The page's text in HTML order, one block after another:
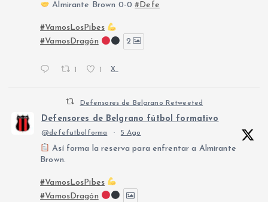
Almirante Brown 0-0#Defe
#VamosLosPibes
#VamosDragón
2
1 1 X
Defensores de Belgrano Retweeted
Defensores de Belgrano fútbol formativo
@defefutbolforma · 5 Ago
Así forma la reserva para enfrentar a Almirante
Brown.
#VamosLosPibes
#VamosDragón